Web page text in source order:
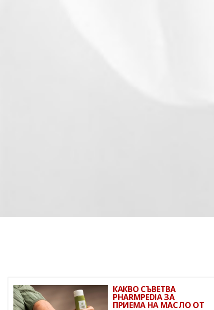
КАКВО СЪВЕТВА
PHARMPEDIA ЗА
ПРИЕМА НА МАСЛО ОТ